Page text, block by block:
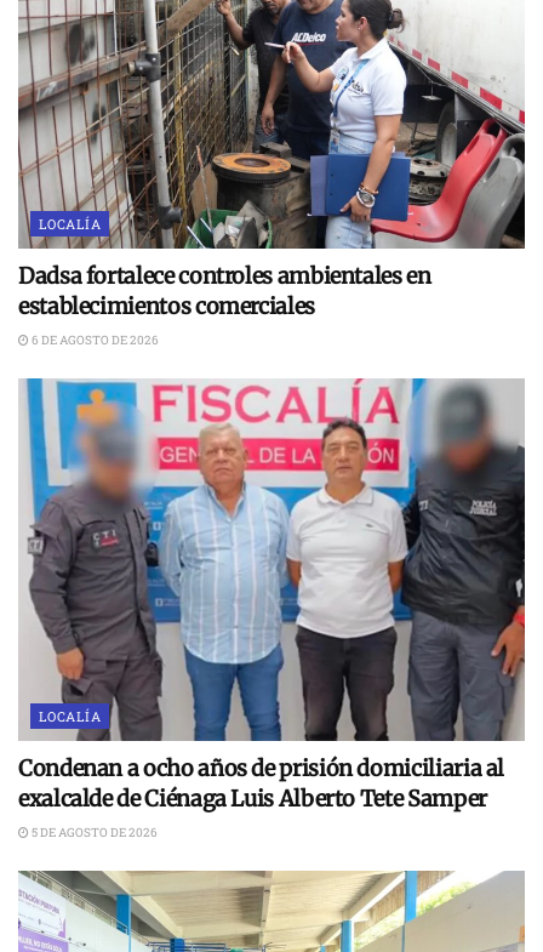
LOCALÍA
Dadsa fortalece controles ambientales en
establecimientos comerciales
6 DE AGOSTO DE 2026
LOCALÍA
Condenan a ocho años de prisión domiciliaria al
exalcalde de Ciénaga Luis Alberto Tete Samper
5 DE AGOSTO DE 2026